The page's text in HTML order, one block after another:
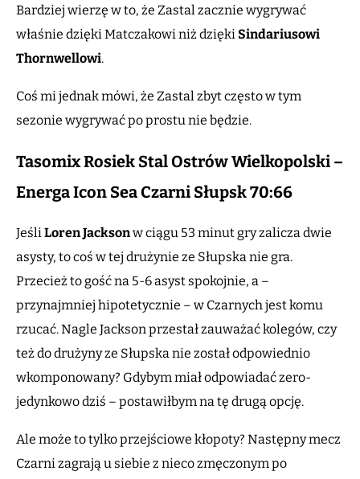
Bardziej wierzę w to, że Zastal zacznie wygrywać
właśnie dzięki Matczakowi niż dzięki Sindariusowi
Thornwellowi.
Coś mi jednak mówi, że Zastal zbyt często w tym
sezonie wygrywać po prostu nie będzie.
Tasomix Rosiek Stal Ostrów Wielkopolski –
Energa Icon Sea Czarni Słupsk 70:66
JeśliLoren Jacksonw ciągu 53 minut gry zalicza dwie
asysty, to coś w tej drużynie ze Słupska nie gra.
Przecież to gość na 5-6 asyst spokojnie, a –
przynajmniej hipotetycznie – w Czarnych jest komu
rzucać. Nagle Jackson przestał zauważać kolegów, czy
też do drużyny ze Słupska nie został odpowiednio
wkomponowany? Gdybym miał odpowiadać zero-
jedynkowo dziś – postawiłbym na tę drugą opcję.
Ale może to tylko przejściowe kłopoty? Następny mecz
Czarni zagrają u siebie z nieco zmęczonym po